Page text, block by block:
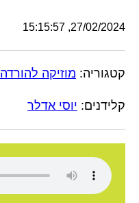
27/02/2024, 15:15:57
קטגוריה: מוזיקה להורדה
קלידנים: יוסי אדלר